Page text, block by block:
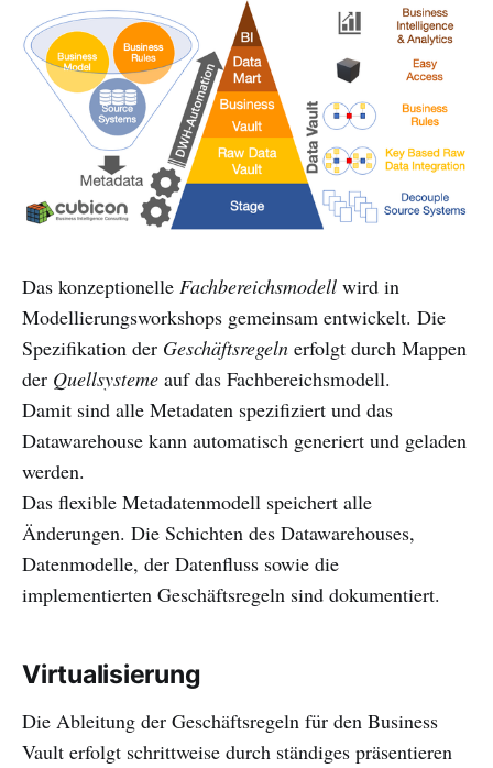
Das konzeptionelle Fachbereichsmodell wird in
Modellierungsworkshops gemeinsam entwickelt. Die
Spezifikation der Geschäftsregeln erfolgt durch Mappen
der Quellsysteme auf das Fachbereichsmodell.
Damit sind alle Metadaten spezifiziert und das
Datawarehouse kann automatisch generiert und geladen
werden.
Das flexible Metadatenmodell speichert alle
Änderungen. Die Schichten des Datawarehouses,
Datenmodelle, der Datenfluss sowie die
implementierten Geschäftsregeln sind dokumentiert.
Virtualisierung
Die Ableitung der Geschäftsregeln für den Business
Vault erfolgt schrittweise durch ständiges präsentieren